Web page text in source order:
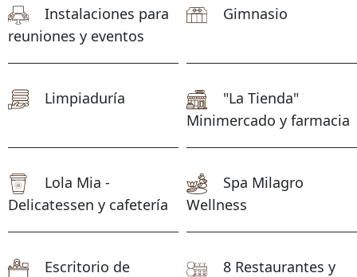
Instalaciones para
reuniones y eventos
Gimnasio
Limpiaduría
"La Tienda"
Minimercado y farmacia
Lola Mia -
Delicatessen y cafetería
Spa Milagro
Wellness
Escritorio de
8 Restaurantes y